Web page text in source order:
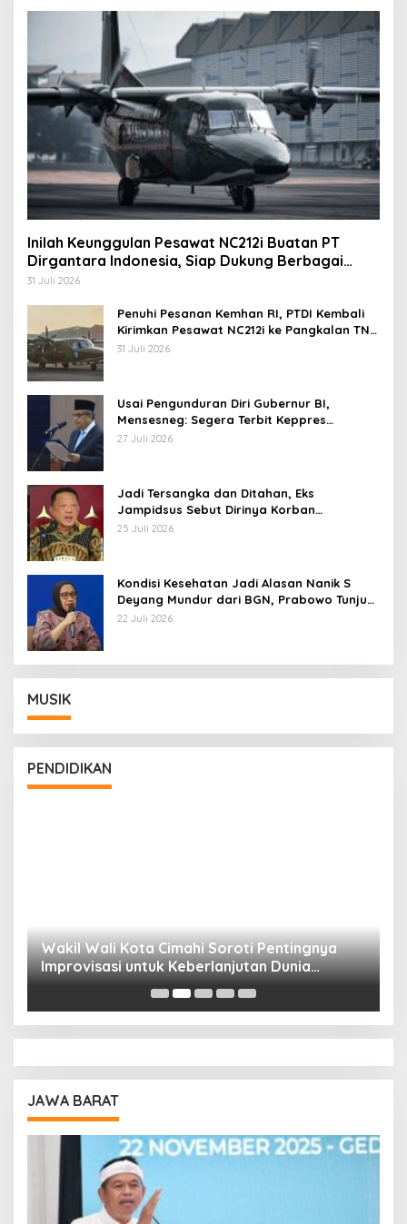
Inilah Keunggulan Pesawat NC212i Buatan PT
Dirgantara Indonesia, Siap Dukung Berbagai
Operasi TNI
31 Juli 2026
Penuhi Pesanan Kemhan RI, PTDI Kembali
Kirimkan Pesawat NC212i ke Pangkalan TNI
AU
31 Juli 2026
Usai Pengunduran Diri Gubernur BI,
Mensesneg: Segera Terbit Keppres
Pemberhentian dengan Hormat
27 Juli 2026
Jadi Tersangka dan Ditahan, Eks
Jampidsus Sebut Dirinya Korban
Kriminalisasi
25 Juli 2026
Kondisi Kesehatan Jadi Alasan Nanik S
Deyang Mundur dari BGN, Prabowo Tunjuk
Wamentan Sudaryono
22 Juli 2026
MUSIK
PENDIDIKAN
Wakil Wali Kota Cimahi Soroti Pentingnya
Improvisasi untuk Keberlanjutan Dunia
Pendidikan
JAWA BARAT